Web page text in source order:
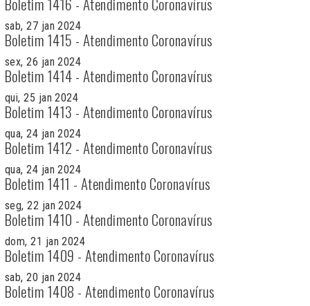
sab, 27 jan 2024
Boletim 1415 - Atendimento Coronavírus
sex, 26 jan 2024
Boletim 1414 - Atendimento Coronavírus
qui, 25 jan 2024
Boletim 1413 - Atendimento Coronavírus
qua, 24 jan 2024
Boletim 1412 - Atendimento Coronavírus
qua, 24 jan 2024
Boletim 1411 - Atendimento Coronavírus
seg, 22 jan 2024
Boletim 1410 - Atendimento Coronavírus
dom, 21 jan 2024
Boletim 1409 - Atendimento Coronavírus
sab, 20 jan 2024
Boletim 1408 - Atendimento Coronavírus